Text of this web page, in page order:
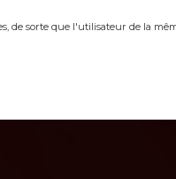
de sorte que l'utilisateur de la